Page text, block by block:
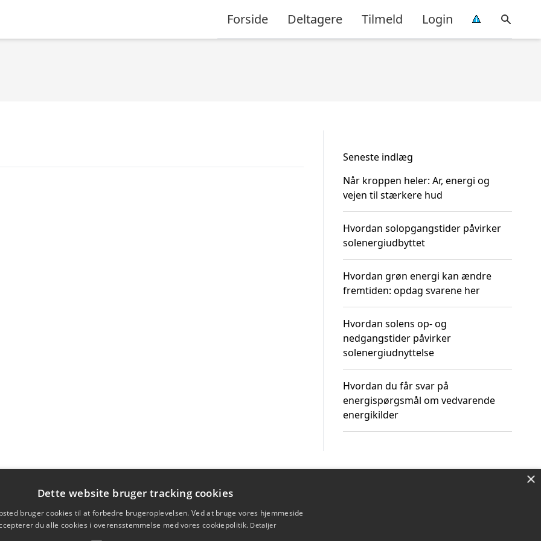
Forside Deltagere Tilmeld Login
Seneste indlæg
Når kroppen heler: Ar, energi og
vejen til stærkere hud
Hvordan solopgangstider påvirker
solenergiudbyttet
Hvordan grøn energi kan ændre
fremtiden: opdag svarene her
Hvordan solens op- og
nedgangstider påvirker
solenergiudnyttelse
Hvordan du får svar på
energispørgsmål om vedvarende
energikilder
×
Dette website bruger tracking cookies
bruger cookies til at forbedre brugeroplevelsen. Ved at bruge vores hjemmeside
du alle cookies i overensstemmelse med vores cookiepolitik. Detaljer